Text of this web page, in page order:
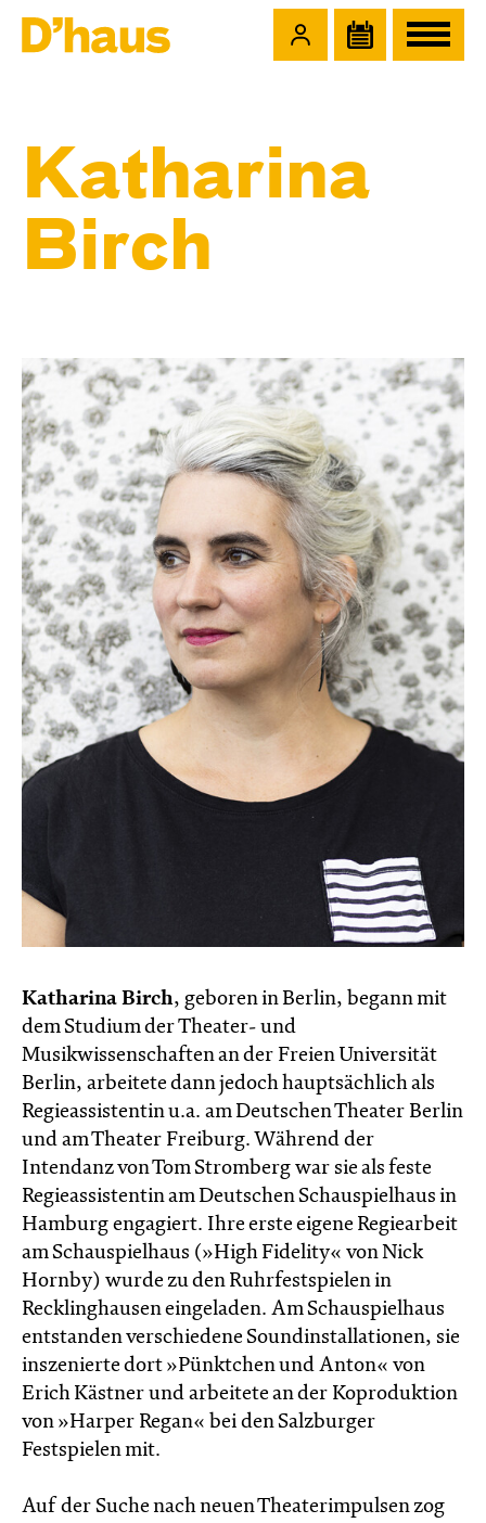
Katharina
Birch
Katharina Birch, geboren in Berlin, begann mit
dem Studium der Theater- und
Musikwissenschaften an der Freien Universität
Berlin, arbeitete dann jedoch hauptsächlich als
Regieassistentin u.a. am Deutschen Theater Berlin
und am Theater Freiburg. Während der
Intendanz von Tom Stromberg war sie als feste
Regieassistentin am Deutschen Schauspielhaus in
Hamburg engagiert. Ihre erste eigene Regiearbeit
am Schauspielhaus (»High Fidelity« von Nick
Hornby) wurde zu den Ruhrfestspielen in
Recklinghausen eingeladen. Am Schauspielhaus
entstanden verschiedene Soundinstallationen, sie
inszenierte dort »Pünktchen und Anton« von
Erich Kästner und arbeitete an der Koproduktion
von »Harper Regan« bei den Salzburger
Festspielen mit.
Auf der Suche nach neuen Theaterimpulsen zog